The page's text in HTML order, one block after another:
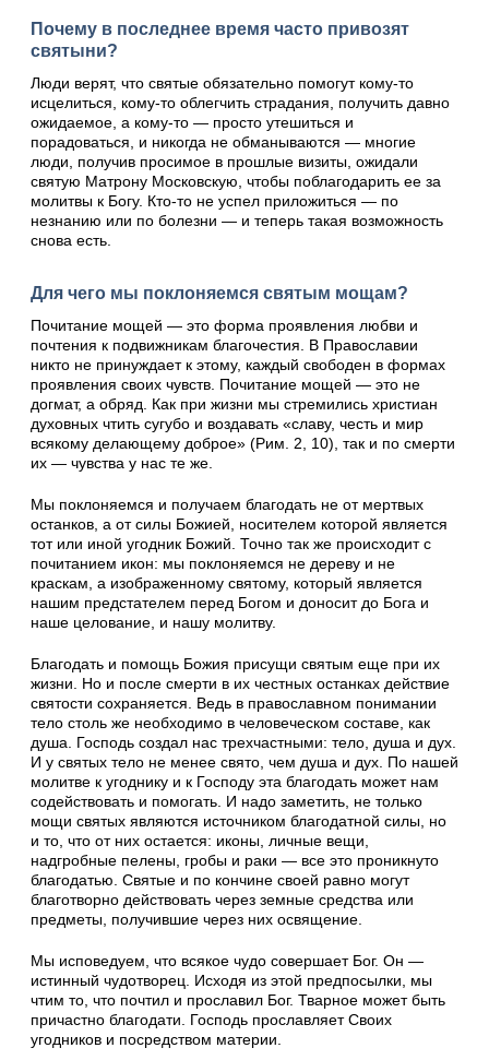
Почему в последнее время часто привозят
святыни?
Люди верят, что святые обязательно помогут кому-то
исцелиться, кому-то облегчить страдания, получить давно
ожидаемое, а кому-то — просто утешиться и
порадоваться, и никогда не обманываются — многие
люди, получив просимое в прошлые визиты, ожидали
святую Матрону Московскую, чтобы поблагодарить ее за
молитвы к Богу. Кто-то не успел приложиться — по
незнанию или по болезни — и теперь такая возможность
снова есть.
Для чего мы поклоняемся святым мощам?
Почитание мощей — это форма проявления любви и
почтения к подвижникам благочестия. В Православии
никто не принуждает к этому, каждый свободен в формах
проявления своих чувств. Почитание мощей — это не
догмат, а обряд. Как при жизни мы стремились христиан
духовных чтить сугубо и воздавать «славу, честь и мир
всякому делающему доброе» (Рим. 2, 10), так и по смерти
их — чувства у нас те же.
Мы поклоняемся и получаем благодать не от мертвых
останков, а от силы Божией, носителем которой является
тот или иной угодник Божий. Точно так же происходит с
почитанием икон: мы поклоняемся не дереву и не
краскам, а изображенному святому, который является
нашим предстателем перед Богом и доносит до Бога и
наше целование, и нашу молитву.
Благодать и помощь Божия присущи святым еще при их
жизни. Но и после смерти в их честных останках действие
святости сохраняется. Ведь в православном понимании
тело столь же необходимо в человеческом составе, как
душа. Господь создал нас трехчастными: тело, душа и дух.
И у святых тело не менее свято, чем душа и дух. По нашей
молитве к угоднику и к Господу эта благодать может нам
содействовать и помогать. И надо заметить, не только
мощи святых являются источником благодатной силы, но
и то, что от них остается: иконы, личные вещи,
надгробные пелены, гробы и раки — все это проникнуто
благодатью. Святые и по кончине своей равно могут
благотворно действовать через земные средства или
предметы, получившие через них освящение.
Мы исповедуем, что всякое чудо совершает Бог. Он —
истинный чудотворец. Исходя из этой предпосылки, мы
чтим то, что почтил и прославил Бог. Тварное может быть
причастно благодати. Господь прославляет Своих
угодников и посредством материи.